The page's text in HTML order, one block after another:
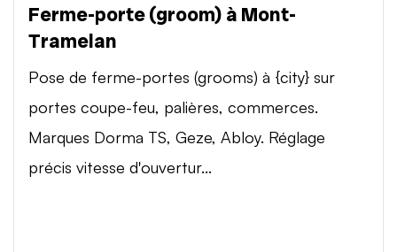
Ferme-porte (groom) à Mont-
Tramelan
Pose de ferme-portes (grooms) à {city} sur
portes coupe-feu, palières, commerces.
Marques Dorma TS, Geze, Abloy. Réglage
précis vitesse d'ouvertur...